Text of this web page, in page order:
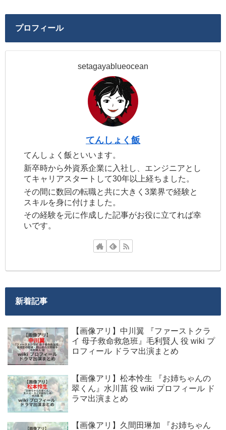
プロフィール
setagayablueocean
てんしょく飯
てんしょく飯といいます。
新卒時から外資系企業に入社し、エンジニアとし
てキャリアスタートして30年以上経ちました。
その間に数回の転職と共に大きく3業界で経験と
スキルを身に付けました。
その経験を元に作成した記事がお役に立てれば幸
いです。
新着記事
【画像アリ】中川翼 『ファーストクラ
イ 母子救命救急班』毛利賢人 役 wiki プ
ロフィール ドラマ出演まとめ
【画像アリ】松本怜生 『お姉ちゃんの
翠くん』水川菖 役 wiki プロフィール ド
ラマ出演まとめ
【画像アリ】久間田琳加 『お姉ちゃん